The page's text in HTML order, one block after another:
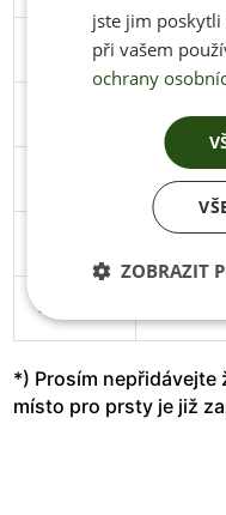
291
297
305
49
*) Prosím nepřidávejte
místo pro prsty je již
jste jim
při vašem
ochrany
ZOBRAZIT